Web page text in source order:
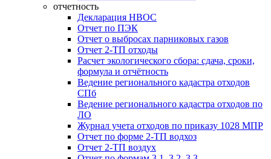
отчетность
Декларация НВОС
Отчет по ПЭК
Отчет о выбросах парниковых газов
Отчет 2-ТП отходы
Расчет экологического сбора: сдача, сроки,
формула и отчётность
Ведение регионального кадастра отходов
СПб
Ведение регионального кадастра отходов по
ЛО
Журнал учета отходов по приказу 1028 МПР
Отчет по форме 2-ТП водхоз
Отчет 2-ТП воздух